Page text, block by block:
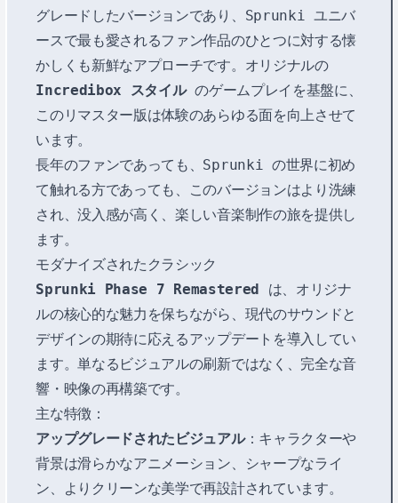
グレードしたバージョンであり、Sprunki ユニバ
ースで最も愛されるファン作品のひとつに対する懐
かしくも新鮮なアプローチです。オリジナルの
Incredibox スタイルのゲームプレイを基盤に、
このリマスター版は体験のあらゆる面を向上させて
います。
長年のファンであっても、Sprunki の世界に初め
て触れる方であっても、このバージョンはより洗練
され、没入感が高く、楽しい音楽制作の旅を提供し
ます。
モダナイズされたクラシック
Sprunki Phase 7 Remastered は、オリジナ
ルの核心的な魅力を保ちながら、現代のサウンドと
デザインの期待に応えるアップデートを導入してい
ます。単なるビジュアルの刷新ではなく、完全な音
響・映像の再構築です。
主な特徴：
アップグレードされたビジュアル：キャラクターや
背景は滑らかなアニメーション、シャープなライ
ン、よりクリーンな美学で再設計されています。